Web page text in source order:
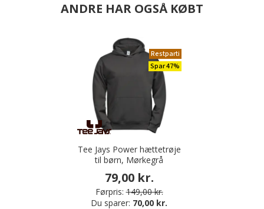
ANDRE HAR OGSÅ KØBT
Restparti
Spar 47%
Tee Jays Power hættetrøje
til børn, Mørkegrå
79,00 kr.
Førpris: 149,00 kr.
Du sparer: 70,00 kr.